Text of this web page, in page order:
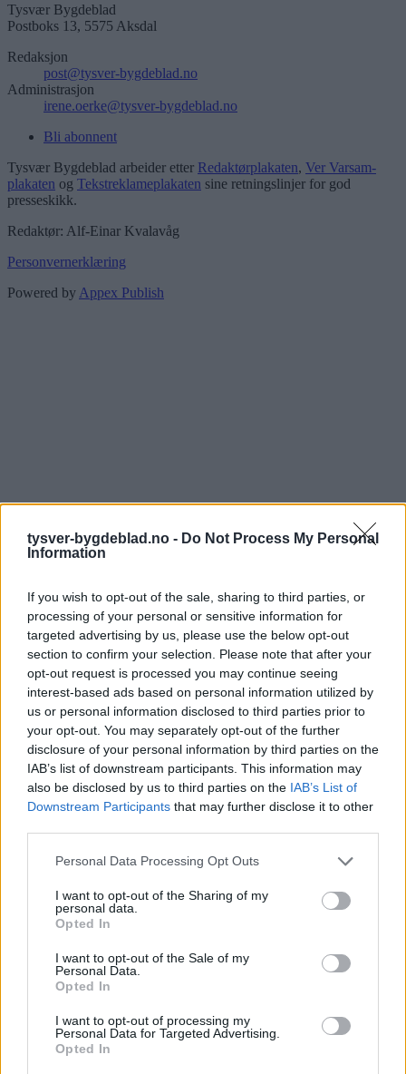
tysver-bygdeblad.no - Do Not Process My Personal
Information
If you wish to opt-out of the sale, sharing to third parties, or
processing of your personal or sensitive information for
targeted advertising by us, please use the below opt-out
section to confirm your selection. Please note that after your
opt-out request is processed you may continue seeing
interest-based ads based on personal information utilized by
us or personal information disclosed to third parties prior to
your opt-out. You may separately opt-out of the further
disclosure of your personal information by third parties on the
IAB’s list of downstream participants. This information may
also be disclosed by us to third parties on the IAB’s List of
Downstream Participants that may further disclose it to other
Personal Data Processing Opt Outs
I want to opt-out of the Sharing of my
personal data.
Opted In
I want to opt-out of the Sale of my
Personal Data.
Opted In
I want to opt-out of processing my
Personal Data for Targeted Advertising.
Opted In
Tysvær Bygdeblad
Postboks 13, 5575 Aksdal
Redaksjon
post@tysver-bygdeblad.no
Administrasjon
irene.oerke@tysver-bygdeblad.no
Bli abonnent
Tysvær Bygdeblad arbeider etter Redaktørplakaten, Ver Varsam-
plakaten og Tekstreklameplakaten sine retningslinjer for god
presseskikk.
Redaktør: Alf-Einar Kvalavåg
Personvernerklæring
Powered by Appex Publish